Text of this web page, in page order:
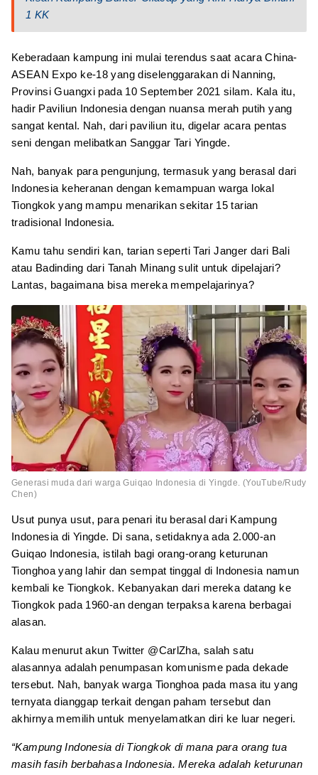
1 KK
Keberadaan kampung ini mulai terendus saat acara China-
ASEAN Expo ke-18 yang diselenggarakan di Nanning,
Provinsi Guangxi pada 10 September 2021 silam. Kala itu,
hadir Paviliun Indonesia dengan nuansa merah putih yang
sangat kental. Nah, dari paviliun itu, digelar acara pentas
seni dengan melibatkan Sanggar Tari Yingde.
Nah, banyak para pengunjung, termasuk yang berasal dari
Indonesia keheranan dengan kemampuan warga lokal
Tiongkok yang mampu menarikan sekitar 15 tarian
tradisional Indonesia.
Kamu tahu sendiri kan, tarian seperti Tari Janger dari Bali
atau Badinding dari Tanah Minang sulit untuk dipelajari?
Lantas, bagaimana bisa mereka mempelajarinya?
Generasi muda dari warga Guiqao Indonesia di Yingde. (YouTube/Rudy
Chen)
Usut punya usut, para penari itu berasal dari Kampung
Indonesia di Yingde. Di sana, setidaknya ada 2.000-an
Guiqao Indonesia, istilah bagi orang-orang keturunan
Tionghoa yang lahir dan sempat tinggal di Indonesia namun
kembali ke Tiongkok. Kebanyakan dari mereka datang ke
Tiongkok pada 1960-an dengan terpaksa karena berbagai
alasan.
Kalau menurut akun Twitter @CarlZha, salah satu
alasannya adalah penumpasan komunisme pada dekade
tersebut. Nah, banyak warga Tionghoa pada masa itu yang
ternyata dianggap terkait dengan paham tersebut dan
akhirnya memilih untuk menyelamatkan diri ke luar negeri.
“Kampung Indonesia di Tiongkok di mana para orang tua
masih fasih berbahasa Indonesia. Mereka adalah keturunan